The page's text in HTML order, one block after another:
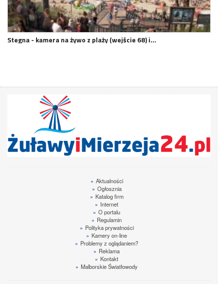
Stegna - kamera na żywo z plaży (wejście 68) i…
» Aktualności
» Ogłosznia
» Katalog firm
» Internet
» O portalu
» Regulamin
» Polityka prywatności
» Kamery on-line
» Problemy z oglądaniem?
» Reklama
» Kontakt
» Malborskie Światłowody